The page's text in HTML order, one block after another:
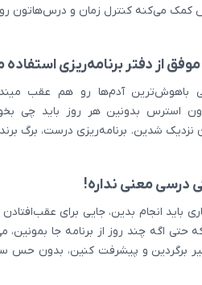
کمک می‌کنه کنترل زمان و درس‌هاتون
آدم‌ها رو هم عقب
استرس بدونین هر روز باید چی
شدین. برنامه‌ریزی درست، برگ
درسی معنی نداره!
باید انجام بدین، جایی برای
اگه چند روز از برنامه جا بمونین،
برگردین و پیشرفت کنین، بدون حس